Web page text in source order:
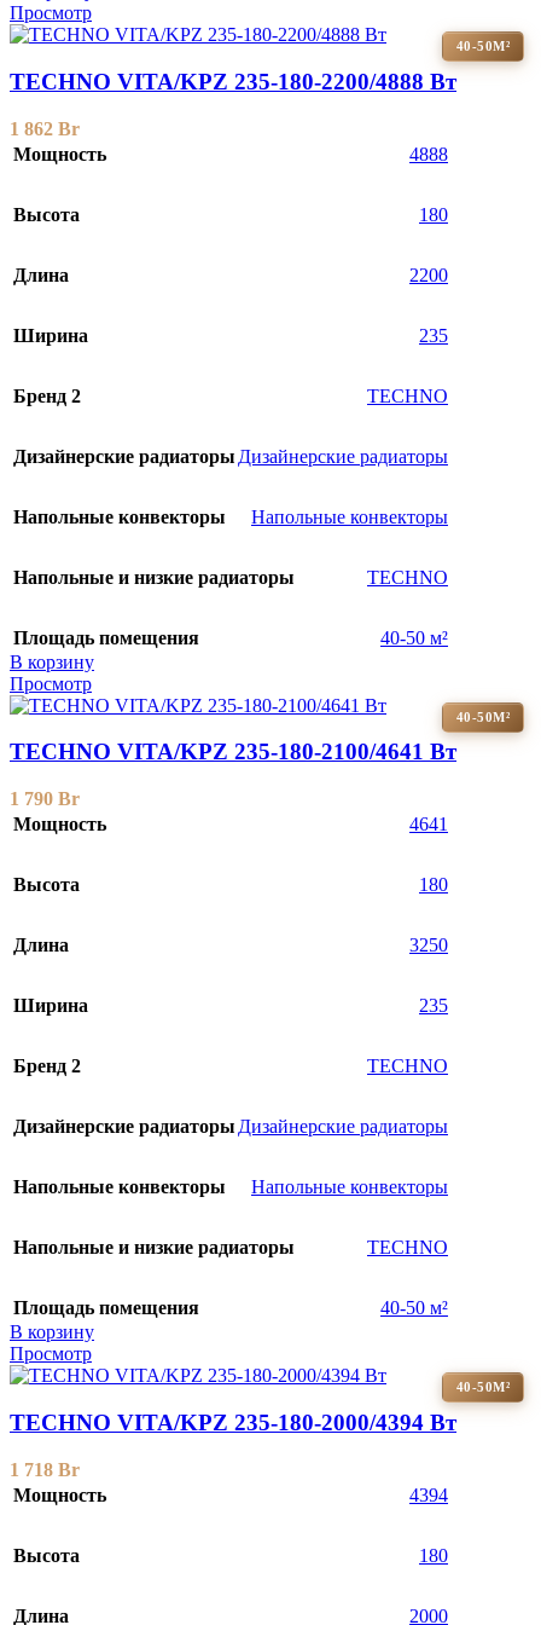
Просмотр
40-50М²
TECHNO VITA/KPZ 235-180-2200/4888 Вт
1 862 Br
Мощность
4888
Высота 180
Длина 2200
Ширина 235
Бренд 2 TECHNO
Дизайнерские радиаторы Дизайнерские радиаторы
Напольные конвекторы Напольные конвекторы
Напольные и низкие радиаторы TECHNO
Площадь помещения
40-50 м²
В корзину
Просмотр
40-50М²
TECHNO VITA/KPZ 235-180-2100/4641 Вт
1 790 Br
Мощность
4641
Высота 180
Длина 3250
Ширина 235
Бренд 2 TECHNO
Дизайнерские радиаторы Дизайнерские радиаторы
Напольные конвекторы Напольные конвекторы
Напольные и низкие радиаторы TECHNO
Площадь помещения
40-50 м²
В корзину
Просмотр
40-50М²
TECHNO VITA/KPZ 235-180-2000/4394 Вт
1 718 Br
Мощность
4394
Высота 180
Длина 2000